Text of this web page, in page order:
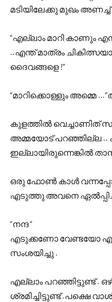
മടിയിലേക്കു മുഖം അണച്ച്
“എല്ലാം മാറി കാണും
..എന്ത് മാത്രം
ദൈവങ്ങളെ !”
“മാറിക്കൊള്ളും അമ്മെ
കുളത്തിൽ വെച്ചാണിത്
അമ്മയോട് പറഞ്ഞില്ല ..
ഇല്ലായിരുന്നെങ്കിൽ
ഒരു ഫോൺ കാൾ
എടുത്തു അവനെ ഏൽപ്പിച്ചു
“നന്ദ “
എടുക്കണോ വേണ്ടയോ
സംശയിച്ചു .
എല്ലാം പറഞ്ഞിട്ടുണ്ട് .
ശ്രമിച്ചിട്ടുണ്ട് .പക്ഷെ